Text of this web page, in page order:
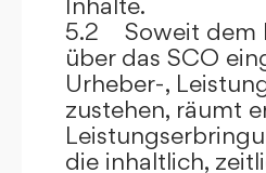
5.2 Soweit dem
über das SCO
Urheber-,
zustehen, räumt
die inhaltlich,